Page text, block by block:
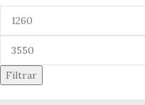
Filtrar